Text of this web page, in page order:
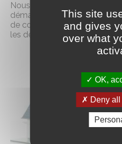
Nous vous accompagnerons
démarches administratives
de constituer les dossiers
les déposer en Mairie et de
This site
and gives
over what
OK,
Deny